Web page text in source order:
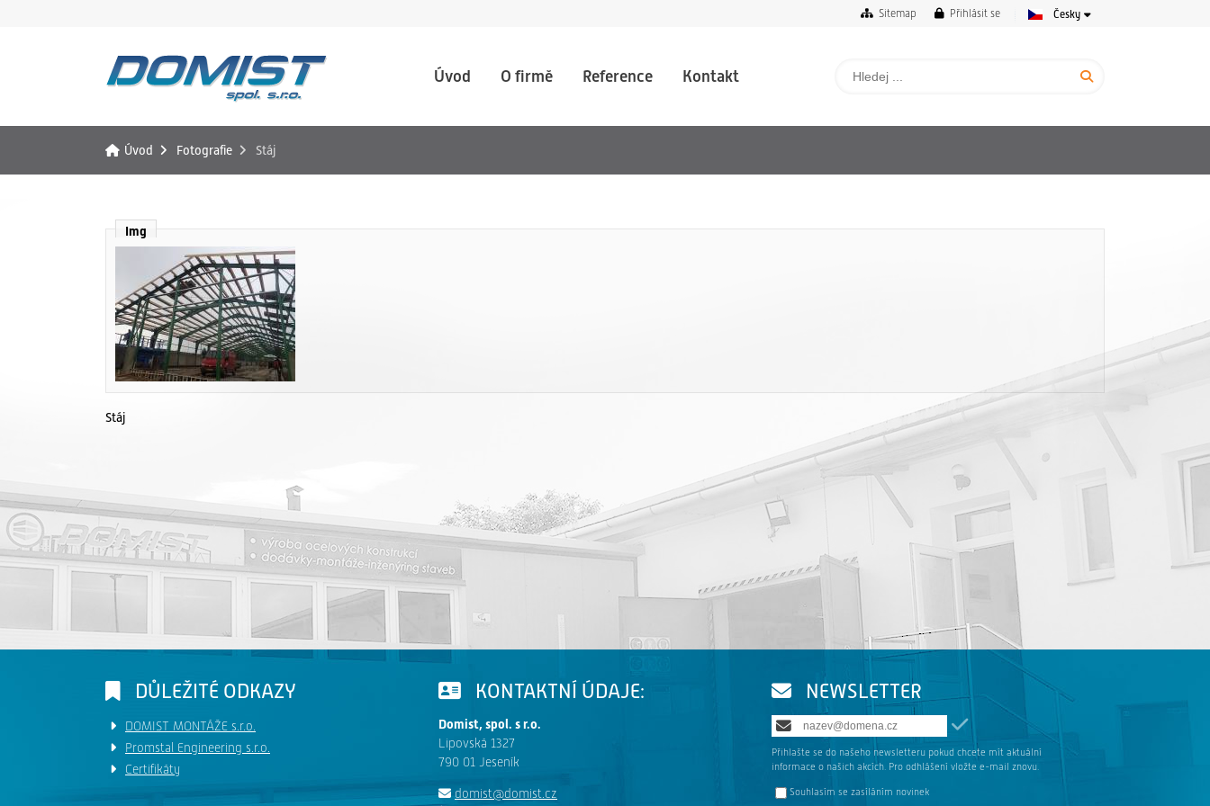
Česky
Sitemap Přihlásit se
Úvod O firmě Reference Kontakt
Úvod Fotografie Stáj
Img
Stáj
DŮLEŽITÉ ODKAZY
DOMIST MONTÁŽE s.r.o.
Promstal Engineering s.r.o.
Certifikáty
KONTAKTNÍ ÚDAJE:
Domist, spol. s r.o.
Lipovská 1327
790 01 Jeseník
domist@domist.cz
NEWSLETTER
Přihlašte se do našeho newsletteru pokud chcete mít aktuální
informace o našich akcích. Pro odhlášení vložte e-mail znovu.
Souhlasím se zasíláním novinek